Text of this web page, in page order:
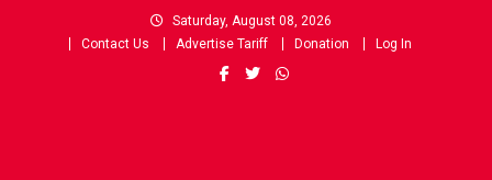
Saturday, August 08, 2026
Contact Us
Advertise Tariff Donation Log In